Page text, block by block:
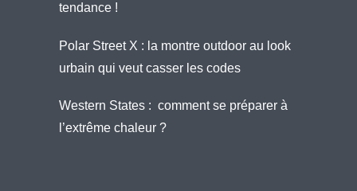
tendance !
Polar Street X : la montre outdoor au look
urbain qui veut casser les codes
Western States : comment se préparer à
l’extrême chaleur ?